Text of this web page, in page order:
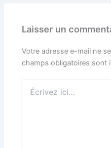
Laisser un
Votre adresse e-mail ne
champs obligatoires sont
ici…